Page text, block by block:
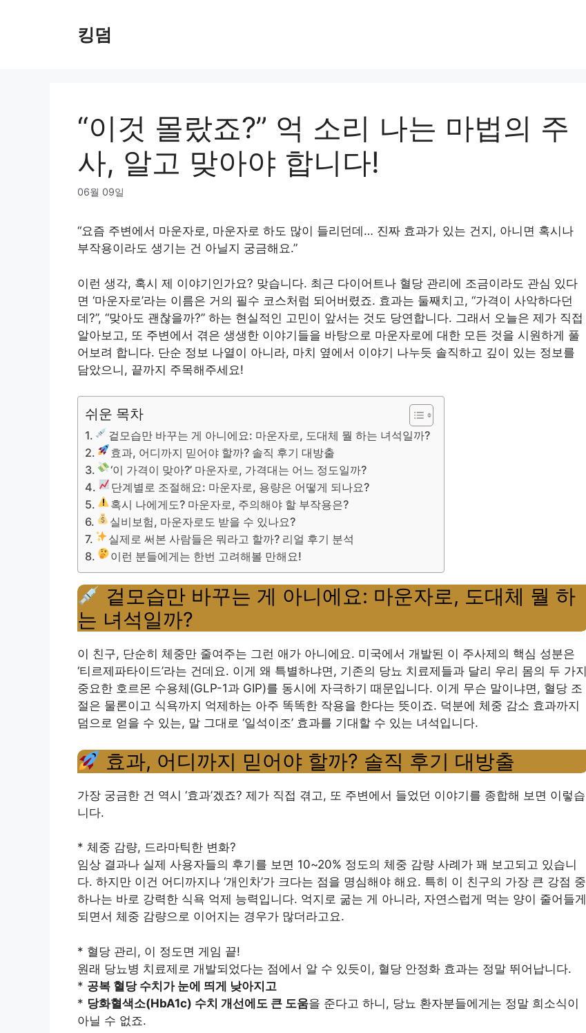
킹덤
“이것 몰랐죠?” 억 소리 나는 마법의 주
사, 알고 맞아야 합니다!
06월 09일
“요즘 주변에서 마운자로, 마운자로 하도 많이 들리던데… 진짜 효과가 있는 건지, 아니면 혹시나
부작용이라도 생기는 건 아닐지 궁금해요.”
이런 생각, 혹시 제 이야기인가요? 맞습니다. 최근 다이어트나 혈당 관리에 조금이라도 관심 있다
면 ‘마운자로’라는 이름은 거의 필수 코스처럼 되어버렸죠. 효과는 둘째치고, “가격이 사악하다던
데?”, “맞아도 괜찮을까?” 하는 현실적인 고민이 앞서는 것도 당연합니다. 그래서 오늘은 제가 직접
알아보고, 또 주변에서 겪은 생생한 이야기들을 바탕으로 마운자로에 대한 모든 것을 시원하게 풀
어보려 합니다. 단순 정보 나열이 아니라, 마치 옆에서 이야기 나누듯 솔직하고 깊이 있는 정보를
담았으니, 끝까지 주목해주세요!
쉬운 목차
겉모습만 바꾸는 게 아니에요: 마운자로, 도대체 뭘 하는 녀석일까?
효과, 어디까지 믿어야 할까? 솔직 후기 대방출
‘이 가격이 맞아?’ 마운자로, 가격대는 어느 정도일까?
단계별로 조절해요: 마운자로, 용량은 어떻게 되나요?
혹시 나에게도? 마운자로, 주의해야 할 부작용은?
실비보험, 마운자로도 받을 수 있나요?
실제로 써본 사람들은 뭐라고 할까? 리얼 후기 분석
이런 분들에게는 한번 고려해볼 만해요!
겉모습만 바꾸는 게 아니에요: 마운자로, 도대체 뭘 하
는 녀석일까?
이 친구, 단순히 체중만 줄여주는 그런 애가 아니에요. 미국에서 개발된 이 주사제의 핵심 성분은
‘티르제파타이드’라는 건데요. 이게 왜 특별하냐면, 기존의 당뇨 치료제들과 달리 우리 몸의 두 가지
중요한 호르몬 수용체(GLP-1과 GIP)를 동시에 자극하기 때문입니다. 이게 무슨 말이냐면, 혈당 조
절은 물론이고 식욕까지 억제하는 아주 똑똑한 작용을 한다는 뜻이죠. 덕분에 체중 감소 효과까지
덤으로 얻을 수 있는, 말 그대로 ‘일석이조’ 효과를 기대할 수 있는 녀석입니다.
효과, 어디까지 믿어야 할까? 솔직 후기 대방출
가장 궁금한 건 역시 ‘효과’겠죠? 제가 직접 겪고, 또 주변에서 들었던 이야기를 종합해 보면 이렇습
니다.
* 체중 감량, 드라마틱한 변화?
임상 결과나 실제 사용자들의 후기를 보면 10~20% 정도의 체중 감량 사례가 꽤 보고되고 있습니
다. 하지만 이건 어디까지나 ‘개인차’가 크다는 점을 명심해야 해요. 특히 이 친구의 가장 큰 강점 중
하나는 바로 강력한 식욕 억제 능력입니다. 억지로 굶는 게 아니라, 자연스럽게 먹는 양이 줄어들게
되면서 체중 감량으로 이어지는 경우가 많더라고요.
* 혈당 관리, 이 정도면 게임 끝!
원래 당뇨병 치료제로 개발되었다는 점에서 알 수 있듯이, 혈당 안정화 효과는 정말 뛰어납니다.
* 공복 혈당 수치가 눈에 띄게 낮아지고
* 당화혈색소(HbA1c) 수치 개선에도 큰 도움을 준다고 하니, 당뇨 환자분들에게는 정말 희소식이
아닐 수 없죠.